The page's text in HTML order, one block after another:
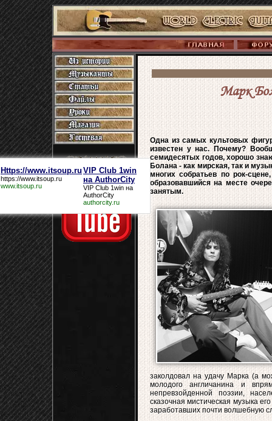
Https://www.itsoup.ru
https://www.itsoup.ru
www.itsoup.ru
VIP Club 1win
на AuthorCity
VIP Club 1win на
AuthorCity
authorcity.ru
Марк
Одна из самых культовых
известен у нас. Почему?
семидесятых годов, хорошо
Болана - как мирская, так и
многих собратьев по рок-
образовавшийся на месте
занятым.
заколдовал на удачу Марка (а
молодого англичанина и
непревзойденной поэзии,
сказочная мистическая музыка
заработавших почти волшебную